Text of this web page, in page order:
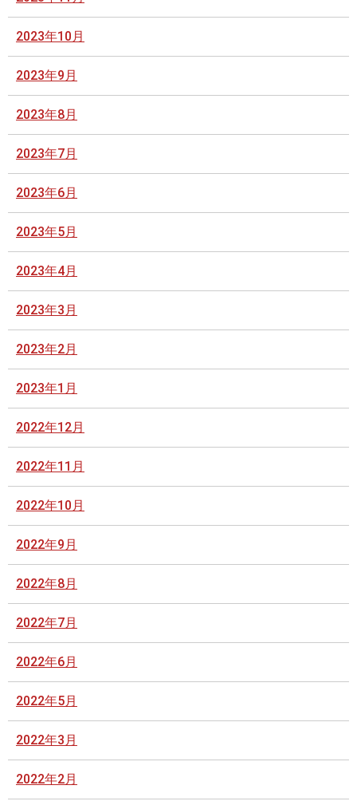
2023年10月
2023年9月
2023年8月
2023年7月
2023年6月
2023年5月
2023年4月
2023年3月
2023年2月
2023年1月
2022年12月
2022年11月
2022年10月
2022年9月
2022年8月
2022年7月
2022年6月
2022年5月
2022年3月
2022年2月